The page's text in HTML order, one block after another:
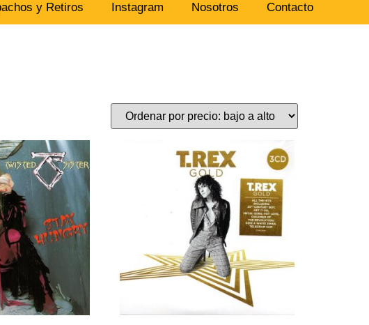
y Retiros Instagram Nosotros Contacto